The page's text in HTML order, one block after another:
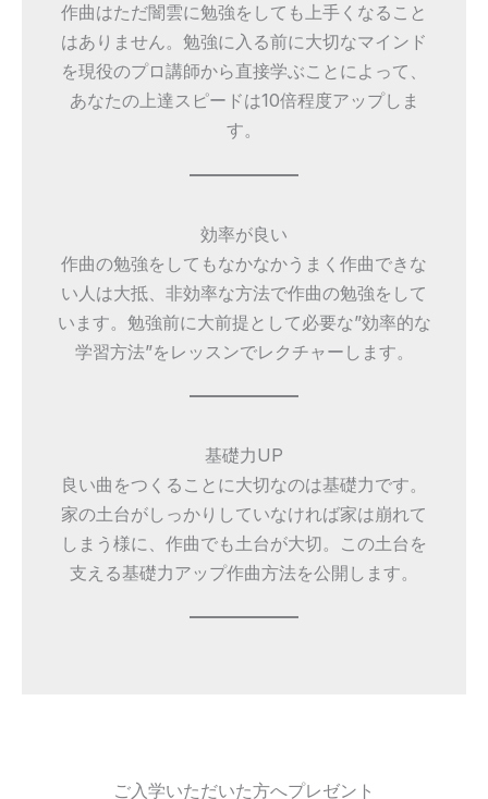
作曲はただ闇雲に勉強をしても上手くなること
はありません。勉強に入る前に大切なマインド
を現役のプロ講師から直接学ぶことによって、
あなたの上達スピードは10倍程度アップしま
す。
効率が良い
作曲の勉強をしてもなかなかうまく作曲できな
い人は大抵、非効率な方法で作曲の勉強をして
います。勉強前に大前提として必要な”効率的な
学習方法”をレッスンでレクチャーします。
基礎力UP
良い曲をつくることに大切なのは基礎力です。
家の土台がしっかりしていなければ家は崩れて
しまう様に、作曲でも土台が大切。この土台を
支える基礎力アップ作曲方法を公開します。
ご入学いただいた方へプレゼント